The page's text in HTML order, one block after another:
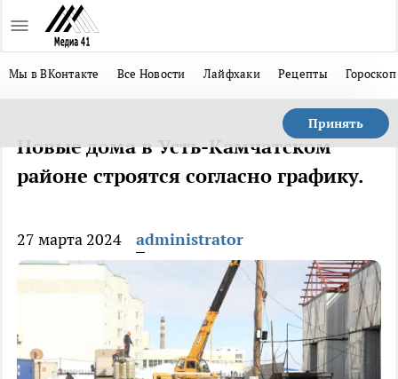
Мы в ВКонтакте Все Новости Лайфхаки Рецепты Гороскоп
Принять
Новые дома в Усть-Камчатском
районе строятся согласно графику.
27 марта 2024 administrator